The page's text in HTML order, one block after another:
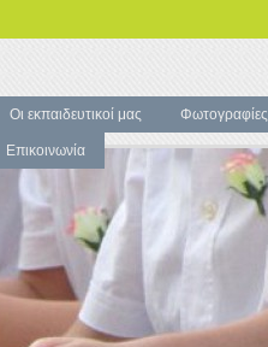
Οι εκπαιδευτικοί μας Φωτογραφίες
Επικοινωνία